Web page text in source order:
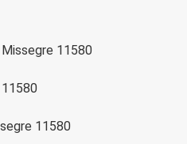
11580
11580